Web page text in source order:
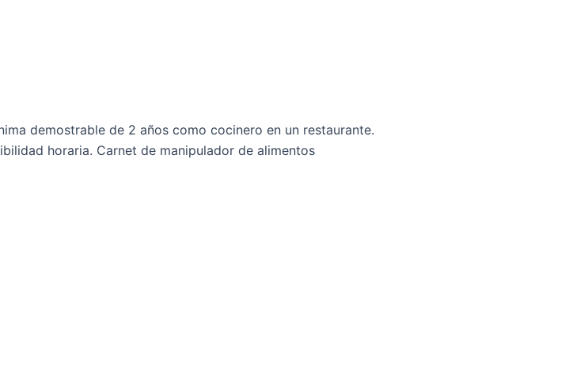
demostrable de 2 años como cocinero en un restaurante.
horaria. Carnet de manipulador de alimentos